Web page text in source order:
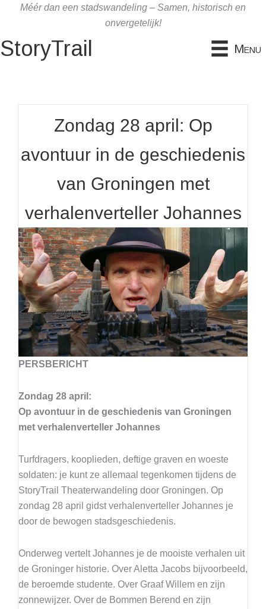
inhoud
Méér dan een stadswandeling – Samen, historisch en
onvergetelijk!
StoryTrail Menu
Zondag 28 april: Op
avontuur in de geschiedenis
van Groningen met
verhalenverteller Johannes
PERSBERICHT
Zondag 28 april:
Op avontuur in de geschiedenis van Groningen
met verhalenverteller Johannes
Turfdragers, kooplieden, deftige graven en woeste
soldaten: je kunt ze allemaal tegenkomen tijdens de
StoryTrail Theaterwandeling door Groningen. Op
zondag 28 april gidst verhalenverteller Johannes je
door de bewogen stadsgeschiedenis.
Onderweg vertelt Johannes je de mooiste verhalen uit
de Groninger historie. Over Aletta Jacobs bijvoorbeeld,
de beroemde studente. Over Graaf Willem en zijn
zonnewijzer. Over de Bommen Berend en zijn